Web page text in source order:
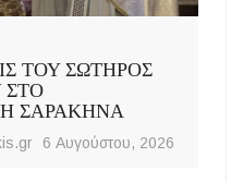
ΤΟΥ ΣΩΤΗΡΟΣ
ΣΤΟ
ΣΑΡΑΚΗΝΑ
6 Αυγούστου, 2026